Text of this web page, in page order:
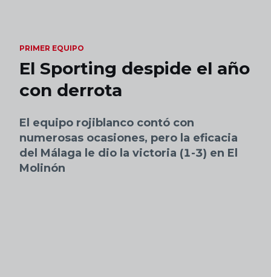
PRIMER EQUIPO
El Sporting despide el año
con derrota
El equipo rojiblanco contó con
numerosas ocasiones, pero la eficacia
del Málaga le dio la victoria (1-3) en El
Molinón